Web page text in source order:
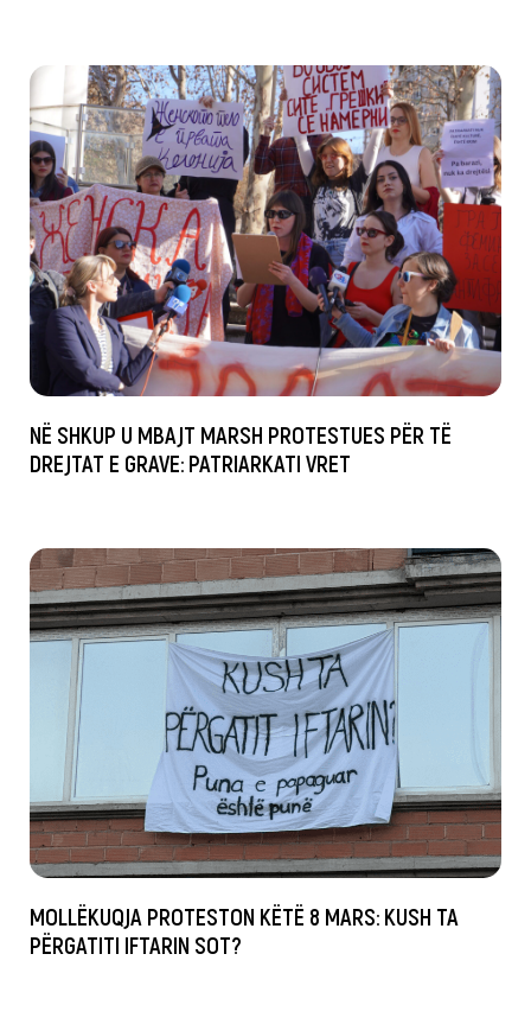
NË SHKUP U MBAJT MARSH PROTESTUES PËR TË
DREJTAT E GRAVE: PATRIARKATI VRET
MOLLËKUQJA PROTESTON KËTË 8 MARS: KUSH TA
PËRGATITI IFTARIN SOT?